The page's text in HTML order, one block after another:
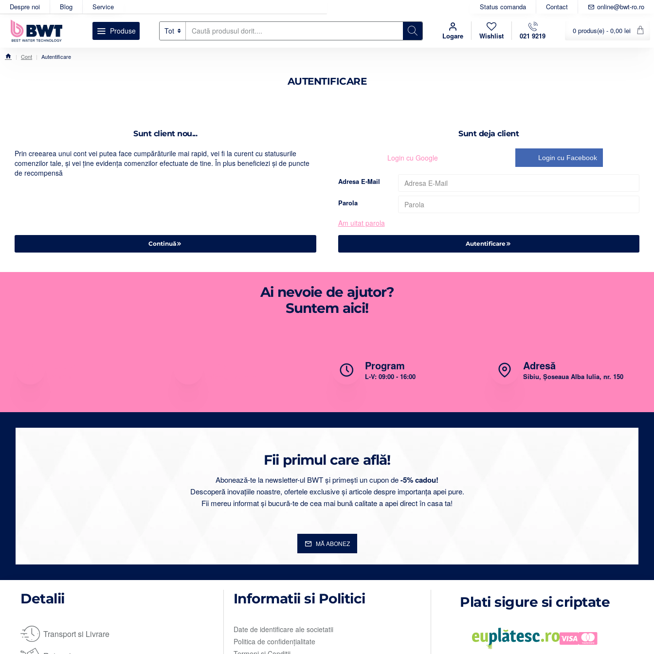
Despre noi Blog Service Status comanda Contact online@bwt-ro.ro
Produse Tot
Caută
produsul
Logare Wishlist 021 9219
0 produs(e) - 0,00 lei
AUTENTIFICARE
home
Cont Autentificare
Sunt client nou...
Prin creearea unui cont vei putea face cumpărăturile mai rapid, vei fi la curent cu statusurile
comenzilor tale, şi vei ţine evidenţa comenzilor efectuate de tine. În plus beneficiezi şi de puncte
de recompensă
Continuă
Sunt deja client
Login cu Google Login cu Facebook
Adresa E-Mail
Parola
Am uitat parola
Autentificare
Ai nevoie de ajutor?
Suntem aici!
Program
L-V: 09:00 - 16:00
Adresă
Sibiu, Șoseaua Alba Iulia, nr. 150
Fii primul care află!
Abonează-te la newsletter-ul BWT și primești un cupon de-5% cadou!
Descoperă inovațiile noastre, ofertele exclusive și articole despre importanța apei pure.
Fii mereu informat și bucură-te de cea mai bună calitate a apei direct în casa ta!
MĂ ABONEZ
Detalii
Transport si Livrare
Informatii si Politici
Date de identificare ale societatii
Politica de confidențialitate
Plati sigure si criptate